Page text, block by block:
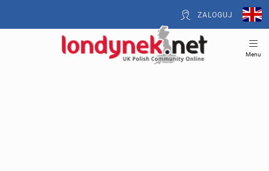
ZALOGUJ
Menu